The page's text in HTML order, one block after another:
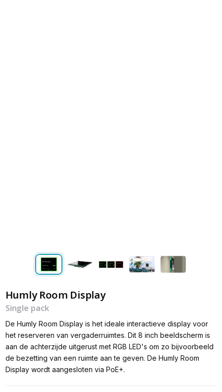
Humly Room Display
Single pack
De Humly Room Display is het ideale interactieve display voor
het reserveren van vergaderruimtes. Dit 8 inch beeldscherm is
aan de achterzijde uitgerust met RGB LED's om zo bijvoorbeeld
de bezetting van een ruimte aan te geven. De Humly Room
Display wordt aangesloten via PoE+.